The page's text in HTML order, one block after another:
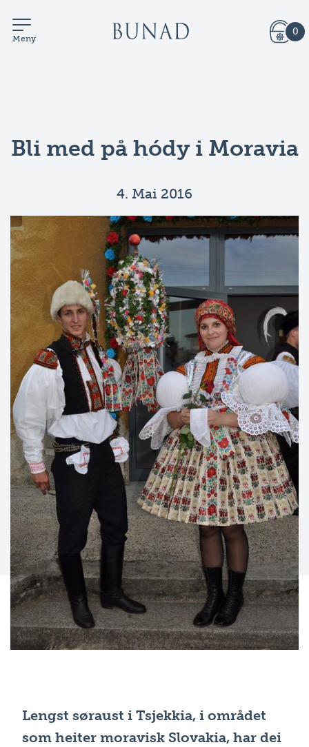
Meny
0
Bli med på hódy i Moravia
4. Mai 2016
Lengst søraust i Tsjekkia, i området
som heiter moravisk Slovakia, har dei